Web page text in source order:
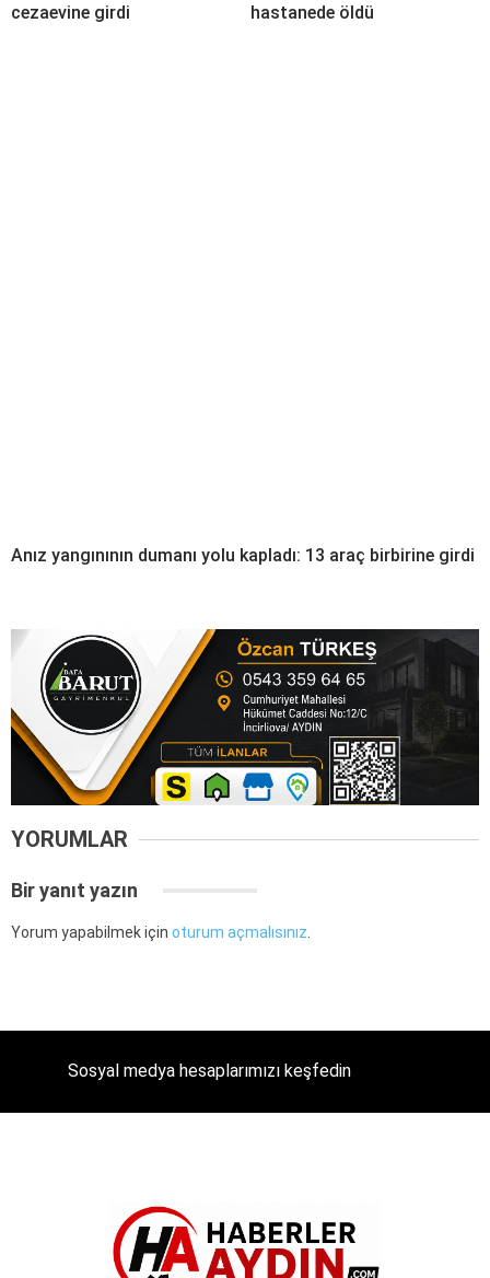
cezaevine girdi
hastanede öldü
Anız yangınının dumanı yolu kapladı: 13 araç birbirine girdi
YORUMLAR
Bir yanıt yazın
Yorum yapabilmek için oturum açmalısınız
Sosyal medya hesaplarımızı keşfedin